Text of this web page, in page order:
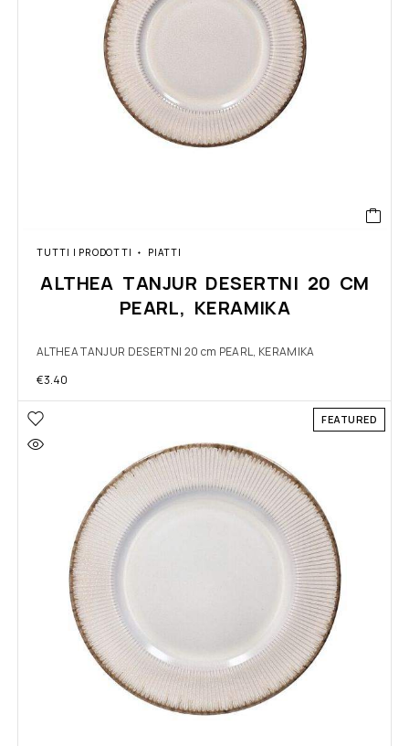
TUTTI I PRODOTTI PIATTI
ALTHEA TANJUR DESERTNI 20 CM
PEARL, KERAMIKA
ALTHEA TANJUR DESERTNI 20 cm PEARL, KERAMIKA
€3.40
FEATURED